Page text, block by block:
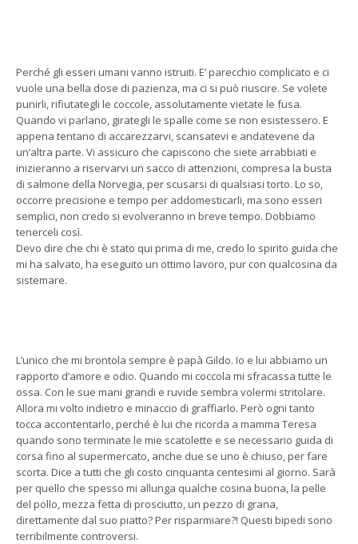
Perché gli esseri umani vanno istruiti. E’ parecchio complicato e ci
vuole una bella dose di pazienza, ma ci si può riuscire. Se volete
punirli, rifiutategli le coccole, assolutamente vietate le fusa.
Quando vi parlano, girategli le spalle come se non esistessero. E
appena tentano di accarezzarvi, scansatevi e andatevene da
un’altra parte. Vi assicuro che capiscono che siete arrabbiati e
inizieranno a riservarvi un sacco di attenzioni, compresa la busta
di salmone della Norvegia, per scusarsi di qualsiasi torto. Lo so,
occorre precisione e tempo per addomesticarli, ma sono esseri
semplici, non credo si evolveranno in breve tempo. Dobbiamo
tenerceli così.
Devo dire che chi è stato qui prima di me, credo lo spirito guida che
mi ha salvato, ha eseguito un ottimo lavoro, pur con qualcosina da
sistemare.
L’unico che mi brontola sempre è papà Gildo. Io e lui abbiamo un
rapporto d’amore e odio. Quando mi coccola mi sfracassa tutte le
ossa. Con le sue mani grandi e ruvide sembra volermi stritolare.
Allora mi volto indietro e minaccio di graffiarlo. Però ogni tanto
tocca accontentarlo, perché è lui che ricorda a mamma Teresa
quando sono terminate le mie scatolette e se necessario guida di
corsa fino al supermercato, anche due se uno è chiuso, per fare
scorta. Dice a tutti che gli costo cinquanta centesimi al giorno. Sarà
per quello che spesso mi allunga qualche cosina buona, la pelle
del pollo, mezza fetta di prosciutto, un pezzo di grana,
direttamente dal suo piatto? Per risparmiare?! Questi bipedi sono
terribilmente controversi.